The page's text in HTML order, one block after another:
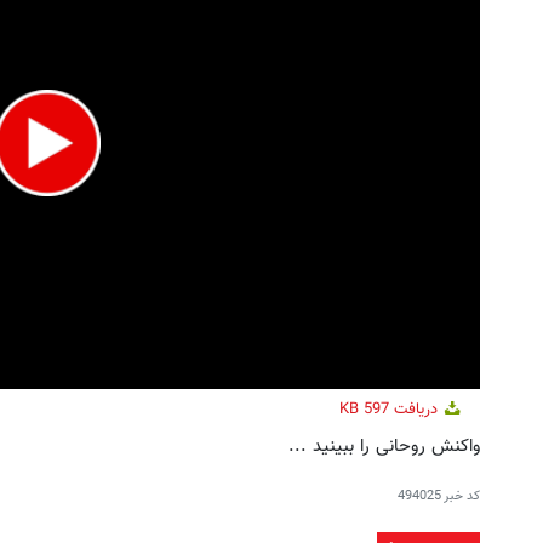
دریافت 597 KB
واکنش روحانی را ببینید ...
کد خبر494025